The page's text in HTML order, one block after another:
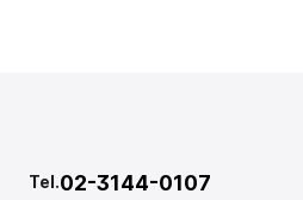
Tel.02-3144-0107